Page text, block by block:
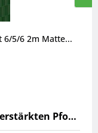
6/5/6 2m Matte...
Sichtschutz-Zaunset 6/5/6 mit verstärkten Pfosten 80x40 mm